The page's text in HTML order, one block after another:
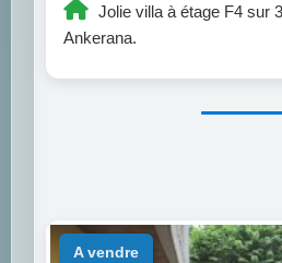
Jolie villa à étage F4 sur
Ankerana.
a vendre